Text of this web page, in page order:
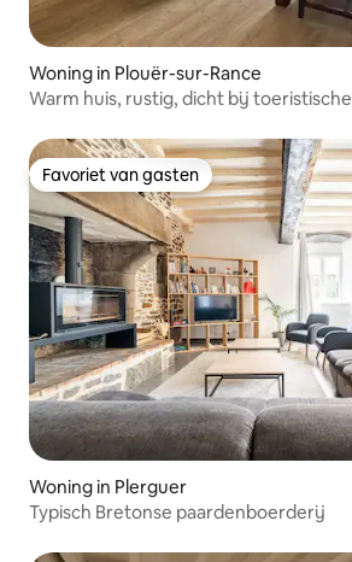
Woning in Plouër-sur-Rance
Warm huis, rustig, dicht bij toeristische
Favoriet van gasten
Favoriet van gasten
Woning in Plerguer
Typisch Bretonse paardenboerderij